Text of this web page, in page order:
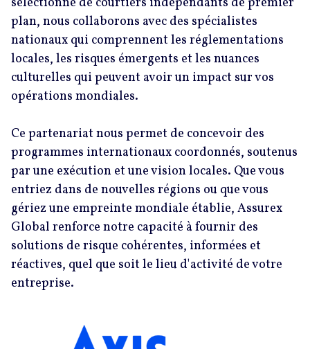
plan, nous collaborons avec des spécialistes
nationaux qui comprennent les réglementations
locales, les risques émergents et les nuances
culturelles qui peuvent avoir un impact sur vos
opérations mondiales.
Ce partenariat nous permet de concevoir des
programmes internationaux coordonnés, soutenus
par une exécution et une vision locales. Que vous
entriez dans de nouvelles régions ou que vous
gériez une empreinte mondiale établie, Assurex
Global renforce notre capacité à fournir des
solutions de risque cohérentes, informées et
réactives, quel que soit le lieu d'activité de votre
entreprise.